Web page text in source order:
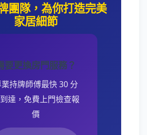
團隊，為你打造完美
家居細節
要更換房門服務？
持牌師傅最快 30 分
達，免費上門檢查報
價